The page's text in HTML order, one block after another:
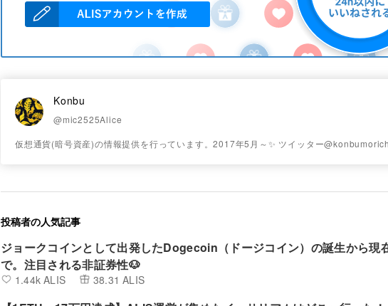
Konbu
@mic2525Alice
仮想通貨(暗号資産)の情報提供を行っています。2017年5月～✨ ツイッター
投稿者の人気記事
ジョークコインとして出発したDogecoin（ドージコイン）の誕生から現
で。注目される非証券性🐶
1.44k ALIS 38.31 ALIS